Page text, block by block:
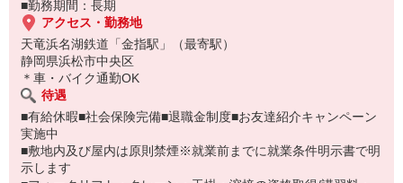
■勤務期間：長期
アクセス・勤務地
天竜浜名湖鉄道「金指駅」（最寄駅）
静岡県浜松市中央区
＊車・バイク通勤OK
待遇
■有給休暇■社会保険完備■退職金制度■お友達紹介キャンペーン
実施中
■敷地内及び屋内は原則禁煙※就業前までに就業条件明示書で明
示します